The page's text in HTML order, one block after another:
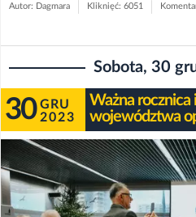
Autor: Dagmara Kliknięć: 6051
Sobota, 30
30 GRU
2023
Ważna
województwa